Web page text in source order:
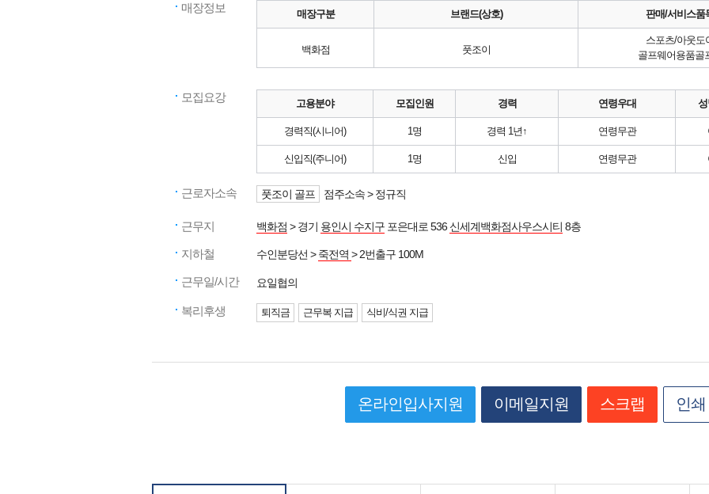
매장정보 매장구분 브랜드(상호) 판매/서비스품
백화점 풋조이
스포츠/아웃도
골프웨어용품골
모집요강 고용분야 모집인원 경력 연령우대
경력직(시니어) 1명 경력 1년↑ 연령무관
신입직(주니어) 1명 신입 연령무관
근로자소속 풋조이 골프 점주소속 > 정규직
근무지 백화점 > 경기 용인시 수지구 포은대로 536 신세계백화점사우스시티 8층
지하철 수인분당선 >죽전역 > 2번출구 100M
근무일/시간 요일협의
복리후생 퇴직금 근무복 지급 식비/식권 지급
온라인입사지원 이메일지원 스크랩 인쇄